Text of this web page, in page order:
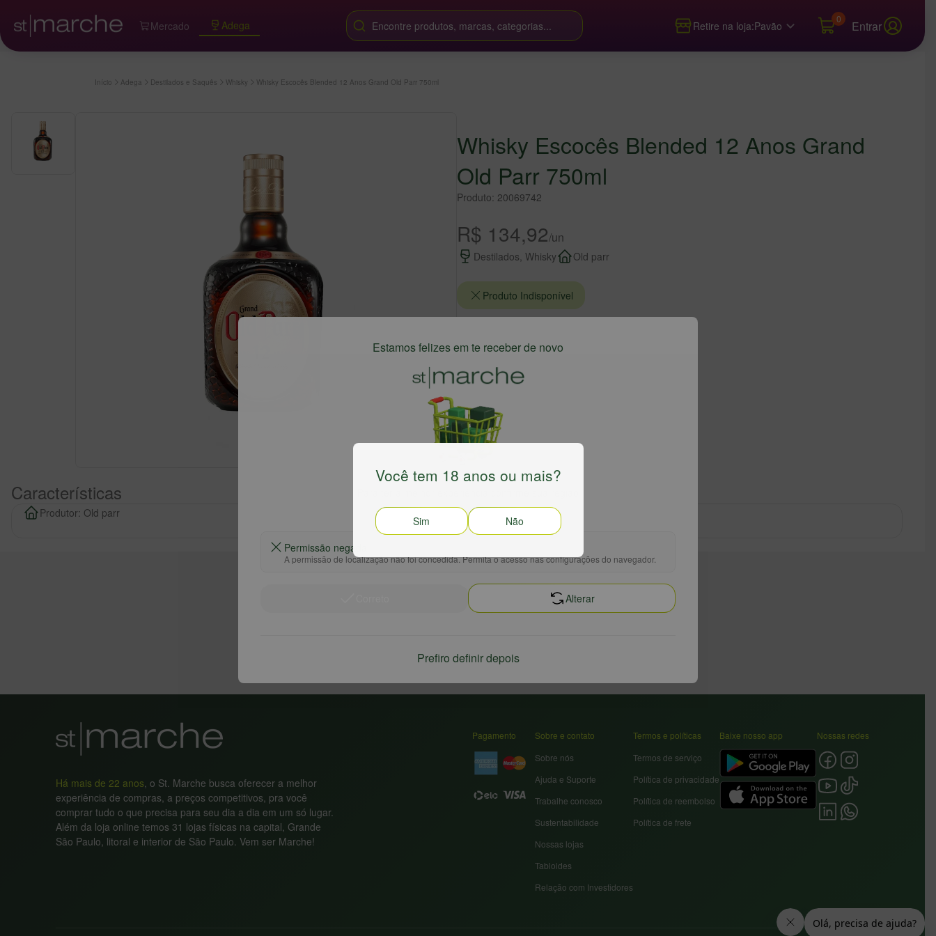
Mercado Adega Encontre produtos, marcas, categorias... Retire na loja:Pavão
0 Entrar
Início Adega Destilados e Saquês Whisky Whisky Escocês Blended 12 Anos Grand Old Parr 750ml
Whisky Escocês Blended 12 Anos Grand
Old Parr 750ml
Produto: 20069742
R$ 134,92/un
Destilados, Whisky Old parr
Produto Indisponível
Características
Produtor: Old parr
Há mais de 22 anos , o St. Marche busca oferecer a melhor
experiência de compras, a preços competitivos, pra você
comprar tudo o que precisa para seu dia a dia em um só lugar.
Além da loja online temos 31 lojas físicas na capital, Grande
São Paulo, litoral e interior de São Paulo. Vem ser Marche!
Pagamento
Sobre e contato
Sobre nós
Ajuda e Suporte
Trabalhe conosco
Sustentabilidade
Nossas lojas
Tabloides
Relação com Investidores
Termos e políticas
Termos de serviço
Política de privacidade
Política de reembolso
Política de frete
Baixe nosso app Nossas redes
Estamos felizes em te receber de novo
Permissão negada
A permissão de localização não foi concedida. Permita o acesso nas configurações do navegador.
Alterar
Prefiro definir depois
Você tem 18 anos ou mais?
Sim Não